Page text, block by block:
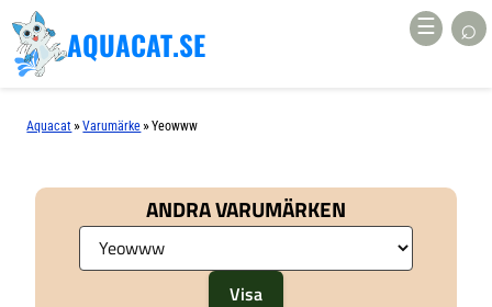
AQUACAT.SE ☰ ⌕
Aquacat »Varumärke »Yeowww
ANDRA VARUMÄRKEN